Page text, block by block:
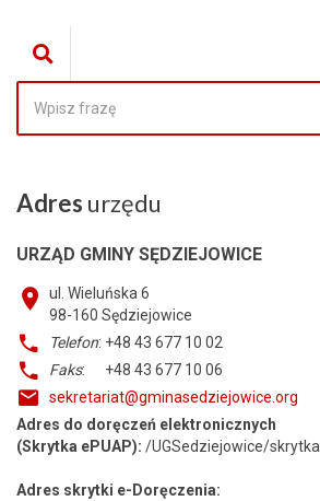
Adres urzędu
URZĄD GMINY SĘDZIEJOWICE
ul. Wieluńska 6
98-160 Sędziejowice
Telefon: +48 43 677 10 02
Faks: +48 43 677 10 06
sekretariat@gminasedziejowice.org
Adres do doręczeń elektronicznych
(Skrytka ePUAP): /UGSedziejowice/skrytka
Adres skrytki e-Doręczenia: